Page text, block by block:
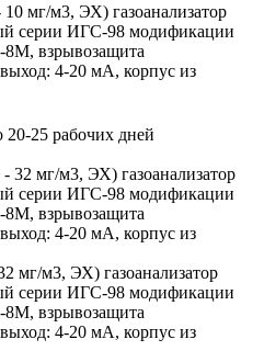
мг/м3, ЭХ) газоанализатор
серии ИГС-98 модификации
взрывозащита
4-20 мА, корпус из
20-25 рабочих дней
мг/м3, ЭХ) газоанализатор
серии ИГС-98 модификации
взрывозащита
4-20 мА, корпус из